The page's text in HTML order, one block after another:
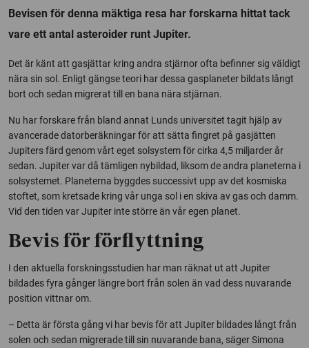
Bevisen för denna mäktiga resa har forskarna hittat tack
vare ett antal asteroider runt Jupiter.
Det är känt att gasjättar kring andra stjärnor ofta befinner sig väldigt
nära sin sol. Enligt gängse teori har dessa gasplaneter bildats långt
bort och sedan migrerat till en bana nära stjärnan.
Nu har forskare från bland annat Lunds universitet tagit hjälp av
avancerade datorberäkningar för att sätta fingret på gasjätten
Jupiters färd genom vårt eget solsystem för cirka 4,5 miljarder år
sedan. Jupiter var då tämligen nybildad, liksom de andra planeterna i
solsystemet. Planeterna byggdes successivt upp av det kosmiska
stoftet, som kretsade kring vår unga sol i en skiva av gas och damm.
Vid den tiden var Jupiter inte större än vår egen planet.
Bevis för förflyttning
I den aktuella forskningsstudien har man räknat ut att Jupiter
bildades fyra gånger längre bort från solen än vad dess nuvarande
position vittnar om.
– Detta är första gång vi har bevis för att Jupiter bildades långt från
solen och sedan migrerade till sin nuvarande bana, säger Simona